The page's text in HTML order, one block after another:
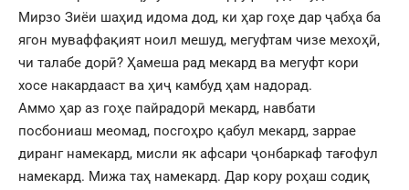
Мирзо Зиёи шаҳид идома дод, ки ҳар гоҳе дар ҷабҳа ба
ягон муваффақият ноил мешуд, мегуфтам чизе мехоҳӣ,
чи талабе дорӣ? Ҳамеша рад мекард ва мегуфт кори
хосе накардааст ва ҳиҷ камбуд ҳам надорад.
Аммо ҳар аз гоҳе пайрадорӣ мекард, навбати
посбониаш меомад, посгоҳро қабул мекард, заррае
диранг намекард, мисли як афсари ҷонбаркаф тағофул
намекард. Мижа таҳ намекард. Дар кору роҳаш содиқ